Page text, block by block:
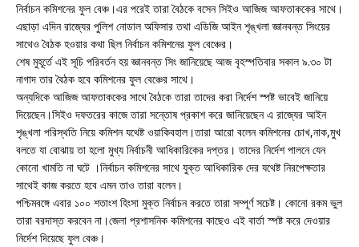
নির্বাচন কমিশনের ফুল বেঞ্চ।এর পরেই তারা বৈঠকে বসেন সিইও আজিজ আফতাককের সাথে।
এছাড়া এদিন রাজ্যের পুলিশ নোডাল অফিসার তথা এডিজি আইন শৃঙ্খলা জ্ঞানবন্ত সিংয়ের
সাথেও বৈঠক হওয়ার কথা ছিল নির্বাচন কমিশনের ফুল বেঞ্চের।
শেষ মুহূর্তে এই সূচি পরিবর্তন হয় জ্ঞানবন্ত সিং জানিয়েছে আজ বৃহস্পতিবার সকাল ৯.৩০ টা
নাগাদ তার বৈঠক হবে কমিশনের ফুল বেঞ্চের সাথে।
অন্যদিকে আজিজ আফতাককের সাথে বৈঠকে তারা তাদের করা নির্দেশ স্পষ্ট ভাবেই জানিয়ে
দিয়েছেন।সিইও দফতরের কাজে তারা সন্তোষ প্রকাশ করে জানিয়েছেন এ রাজ্যের আইন
শৃঙ্খলা পরিস্থতি নিয়ে কমিশন যথেষ্ট ওয়াকিবহাল।তারা আরো বলেন কমিশনের চোখ,নাক,মুখ
বলতে যা বোঝায় তা হলো মুখ্য নির্বাচনী আধিকারিকের দপ্তর। তাদের নির্দেশ পালনে যেন
কোনো খামতি না ঘটে ।নির্বাচন কমিশনের সাথে যুক্ত আধিকারিক দের যথেষ্ট নিরপেক্ষতার
সাথেই কাজ করতে হবে এমন তাও তারা বলেন।
পশ্চিমবঙ্গে এবার ১০০ শতাংশ হিংসা মুক্ত নির্বাচন করতে তারা সম্পূর্ণ সচেষ্ট। কোনো রকম ভুল
তারা বরদাস্ত করবেন না।জেলা প্রশাসনিক কমিশনের কাছেও এই বার্তা স্পষ্ট করে দেওয়ার
নির্দেশ দিয়েছে ফুল বেঞ্চ।